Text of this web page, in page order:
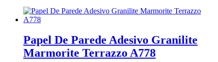
Papel De Parede Adesivo Granilite
Marmorite Terrazzo A778